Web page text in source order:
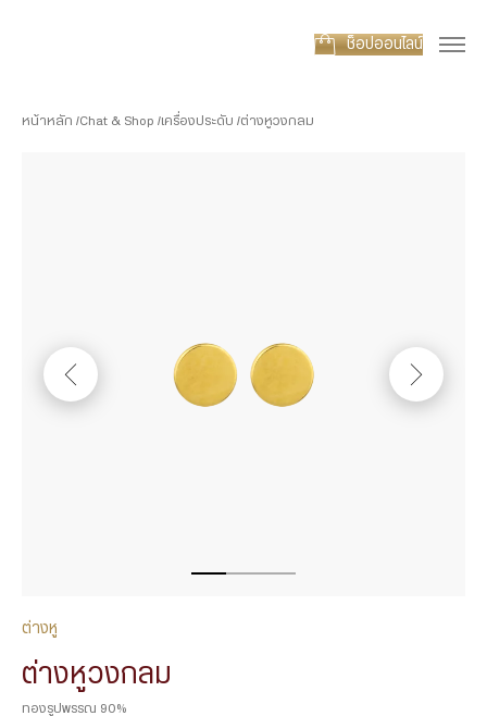
ช็อปออนไลน์
หน้าหลัก Chat & Shop เครื่องประดับ ต่างหูวงกลม
ต่างหู
ต่างหูวงกลม
ทองรูปพรรณ 90%